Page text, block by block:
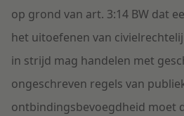
op grond van art. 3:14 BW dat
het uitoefenen van
in strijd mag handelen met
ongeschreven regels van
ontbindingsbevoegdheid moet